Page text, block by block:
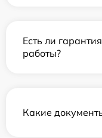
Есть ли
работы?
Какие